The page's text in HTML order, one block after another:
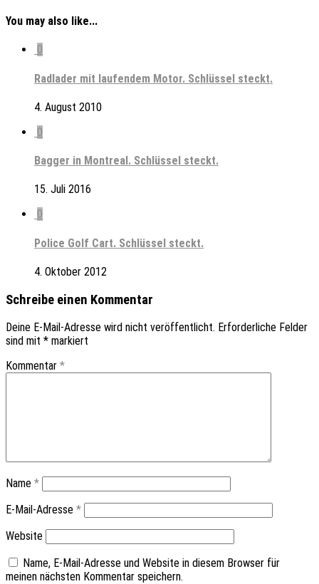
You may also like...
0
Radlader mit laufendem Motor. Schlüssel steckt.
4. August 2010
0
Bagger in Montreal. Schlüssel steckt.
15. Juli 2016
0
Police Golf Cart. Schlüssel steckt.
4. Oktober 2012
Schreibe einen Kommentar
Deine E-Mail-Adresse wird nicht veröffentlicht. Erforderliche Felder
sind mit * markiert
Kommentar *
Name *
E-Mail-Adresse *
Website
Name, E-Mail-Adresse und Website in diesem Browser für
meinen nächsten Kommentar speichern.